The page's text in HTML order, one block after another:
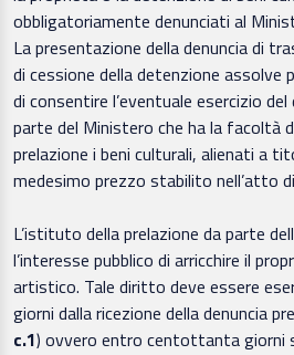
obbligatoriamente denunciati al
La presentazione della denuncia di
di cessione della detenzione assolve
di consentire l’eventuale esercizio
parte del Ministero che ha la facoltà
prelazione i beni culturali, alienati a
medesimo prezzo stabilito nell’atto
L’istituto della prelazione da parte
l’interesse pubblico di arricchire il
artistico. Tale diritto deve essere
giorni dalla ricezione della denuncia
c.1) ovvero entro centottanta giorni